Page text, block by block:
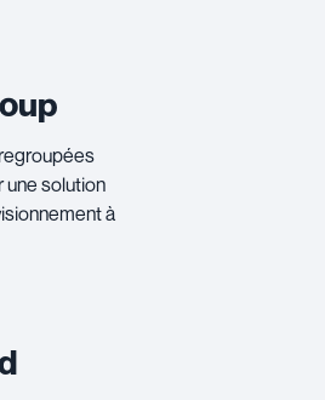
une solution
à